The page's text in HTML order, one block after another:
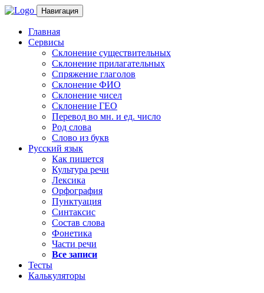
Навигация
Главная
Сервисы
Склонение существительных
Склонение прилагательных
Спряжение глаголов
Склонение ФИО
Склонение чисел
Склонение ГЕО
Перевод во мн. и ед. число
Род слова
Слово из букв
Русский язык
Как пишется
Культура речи
Лексика
Орфография
Пунктуация
Синтаксис
Состав слова
Фонетика
Части речи
Все записи
Тесты
Калькуляторы